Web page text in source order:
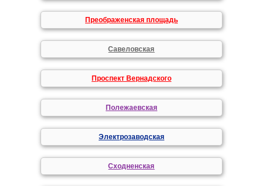
Преображенская площадь
Савеловская
Проспект Вернадского
Полежаевская
Электрозаводская
Сходненская